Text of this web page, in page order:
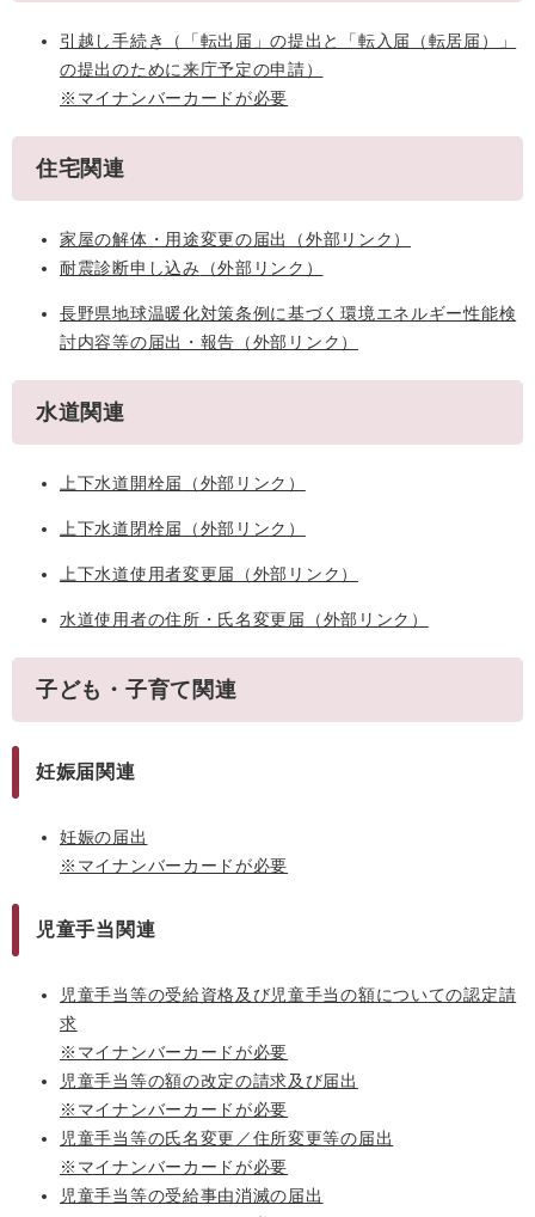
引越し手続き（「転出届」の提出と「転入届（転居届）」
の提出のために来庁予定の申請）
※マイナンバーカードが必要
住宅関連
家屋の解体・用途変更の届出
（外部リンク）
耐震診断申し込み
（外部リンク）
長野県地球温暖化対策条例に基づく環境エネルギー性能検
討内容等の届出・報告 （外部リンク）
水道関連
上下水道開栓届 （外部リンク）
上下水道閉栓届 （外部リンク）
上下水道使用者変更届 （外部リンク）
水道使用者の住所・氏名変更届​ （外部リンク）
子ども・子育て関連
妊娠届関連
妊娠の届出
※マイナンバーカードが必要
児童手当関連
児童手当等の受給資格及び児童手当の額についての認定請
求
※マイナンバーカードが必要
児童手当等の額の改定の請求及び届出
※マイナンバーカードが必要
児童手当等の氏名変更／住所変更等の届出
※マイナンバーカードが必要
児童手当等の受給事由消滅の届出